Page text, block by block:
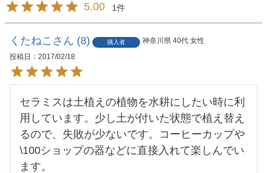
5.00 1
くたねこ 8 購入者 神奈川県 40代 女性
投稿日
2017/02/18
セラミスは土植えの植物を水耕にしたい時に利
用しています。少し土が付いた状態で植え替え
るので、失敗が少ないです。コーヒーカップや
\100ショップの器などに直接入れて楽しんでい
ます。